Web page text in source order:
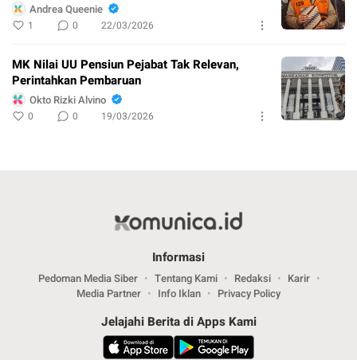
Andrea Queenie
1 0 22/03/2026
MK Nilai UU Pensiun Pejabat Tak Relevan,
Perintahkan Pembaruan
Okto Rizki Alvino
0 0 19/03/2026
Informasi
Pedoman Media Siber Tentang Kami Redaksi
Karir
Media Partner
Info Iklan Privacy Policy
Jelajahi Berita di Apps Kami